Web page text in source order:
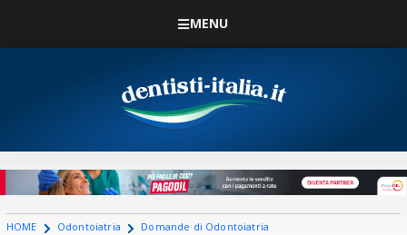
MENU
HOME Odontoiatria Domande di Odontoiatria